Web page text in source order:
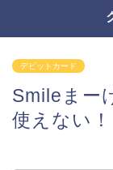
デビットカード
Smileまー
使えない！